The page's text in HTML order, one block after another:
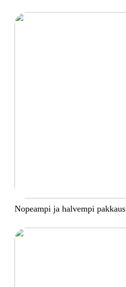
Nopeampi ja halvempi pakkaus